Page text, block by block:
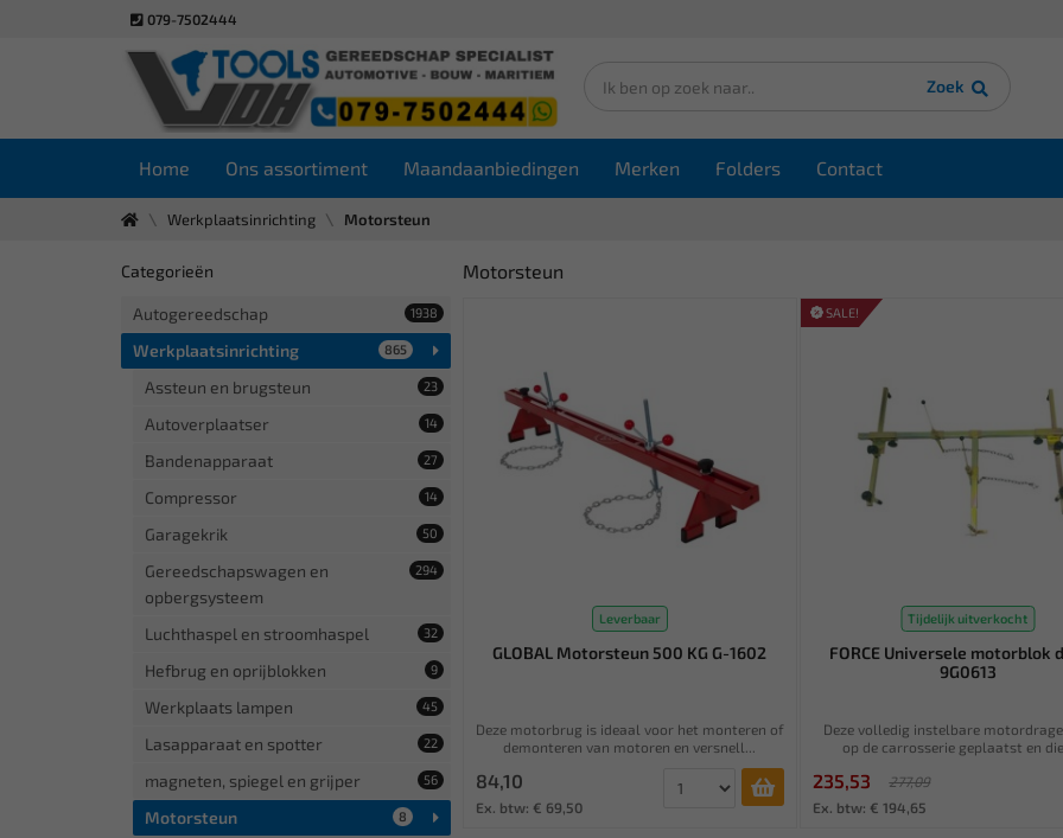
079-7502444
Zoek
Home Ons assortiment Maandaanbiedingen Merken Folders Contact
Werkplaatsinrichting Motorsteun
Categorieën
Autogereedschap 1938
Werkplaatsinrichting 865
Assteun en brugsteun 23
Autoverplaatser 14
Bandenapparaat 27
Compressor 14
Garagekrik 50
Gereedschapswagen en
opbergsysteem
294
Luchthaspel en stroomhaspel 32
Hefbrug en oprijblokken 9
Werkplaats lampen 45
Lasapparaat en spotter 22
magneten, spiegel en grijper 56
Motorsteun 8
Motorsteun
Leverbaar
GLOBAL Motorsteun 500 KG G-1602
Deze motorbrug is ideaal voor het monteren of
demonteren van motoren en versnell...
84,10
Ex. btw: € 69,50
SALE!
Tijdelijk uitverkocht
FORCE Universele motorblok
9G0613
Deze volledig instelbare
op de carrosserie geplaatst en
235,53
277,09
Ex. btw: € 194,65